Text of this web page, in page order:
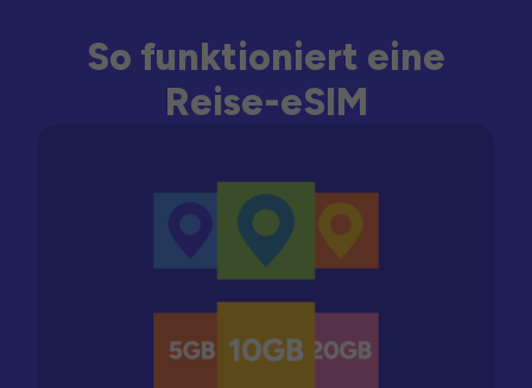
So funktioniert eine
Reise-eSIM